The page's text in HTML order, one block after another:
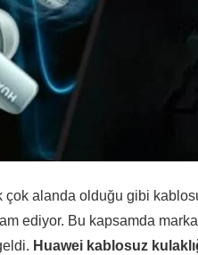
çok alanda olduğu gibi
ediyor. Bu kapsamda
Huawei kablosuz